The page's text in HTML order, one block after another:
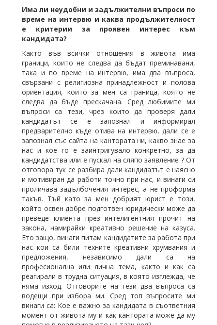
Има ли неудобни и задължителни въпроси по
време на интервю и каква продължителност
е критерии за проявен интерес към
кандидата?
Както във всички отношения в живота има
граници, които не следва да бъдат преминавани,
така и по време на интервю, има два въпроса,
свързани с религиозна принадлежност и полова
ориентация, които за мен са граница, която не
следва да бъде прескачана. Сред любимите ми
въпроси са тези, чрез които да проверя дали
кандидатът се е запознал и информирал
предварително къде отива на интервю, дали се е
запознал със сайта на кантората ни, какво знае за
нас и кое го е заинтригувало конкретно, за да
кандидатства или е пускал на сляпо заявление ? От
отговора тук се разбира дали кандидатът е наясно
и мотивиран да работи точно при нас, и винаги си
проличава задълбочения интерес, а не проформа
такъв. Тъй като за мен добрият юрист е този,
който освен добре подготвен юридически може да
преведе клиента през интелигентния прочит на
закона, намирайки креативно решение на казуса.
Ето защо, винаги питам кандидатите за работа при
нас кои са били техните креативни хрумвания и
предложения, независимо дали са на
професионална или лична тема, както и как са
реагирали в трудна ситуация, в която изглежда, че
няма изход. Отговорите на тези два въпроса са
водещи при избора ми. Сред топ въпросите ми
винаги са: Кое е важно за кандидата в съответния
момент от живота му и как кантората може да му